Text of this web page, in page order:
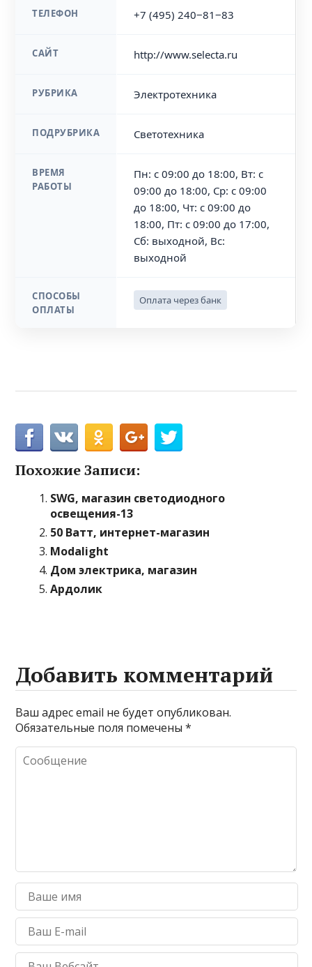
ТЕЛЕФОН +7 (495) 240‒81‒83
САЙТ http://www.selecta.ru
РУБРИКА Электротехника
ПОДРУБРИКА Светотехника
ВРЕМЯ
РАБОТЫ
Пн: с 09:00 до 18:00, Вт: с
09:00 до 18:00, Ср: с 09:00
до 18:00, Чт: с 09:00 до
18:00, Пт: с 09:00 до 17:00,
Сб: выходной, Вс:
выходной
СПОСОБЫ
ОПЛАТЫ
Оплата через банк
Похожие Записи:
SWG, магазин светодиодного
освещения-13
50 Ватт, интернет-магазин
Modalight
Дом электрика, магазин
Ардолик
Добавить комментарий
Ваш адрес email не будет опубликован.
Обязательные поля помечены*